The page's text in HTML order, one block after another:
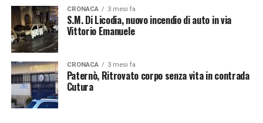
CRONACA 3 mesi fa
S.M. Di Licodia, nuovo incendio di auto in via
Vittorio Emanuele
CRONACA 3 mesi fa
Paternò, Ritrovato corpo senza vita in contrada
Cutura